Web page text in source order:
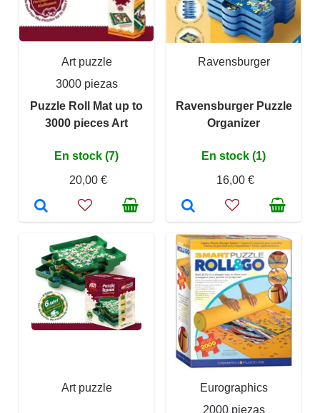
Art puzzle
3000 piezas
Puzzle Roll Mat up to
3000 pieces Art
En stock (7)
20,00 €
Ravensburger
Ravensburger Puzzle
Organizer
En stock (1)
16,00 €
Art puzzle
Eurographics
2000 piezas